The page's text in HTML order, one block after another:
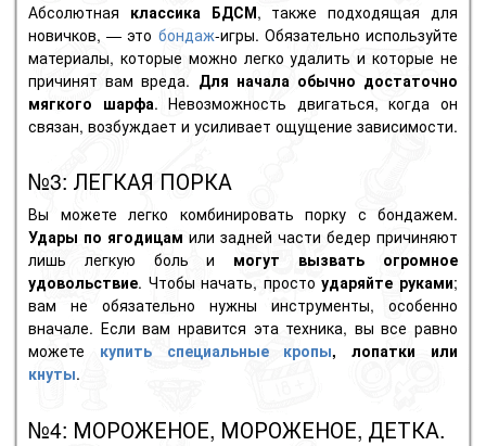
Абсолютная классика БДСМ, также подходящая для
новичков, — это бондаж-игры. Обязательно используйте
материалы, которые можно легко удалить и которые не
причинят вам вреда. Для начала обычно достаточно
мягкого шарфа. Невозможность двигаться, когда он
связан, возбуждает и усиливает ощущение зависимости.
№3: ЛЕГКАЯ ПОРКА
Вы можете легко комбинировать порку с бондажем.
Удары по ягодицам или задней части бедер причиняют
лишь легкую боль и могут вызвать огромное
удовольствие. Чтобы начать, простоударяйте руками;
вам не обязательно нужны инструменты, особенно
вначале. Если вам нравится эта техника, вы все равно
можете купить специальные кропы,лопатки
или
кнуты.
№4: МОРОЖЕНОЕ, МОРОЖЕНОЕ, ДЕТКА.